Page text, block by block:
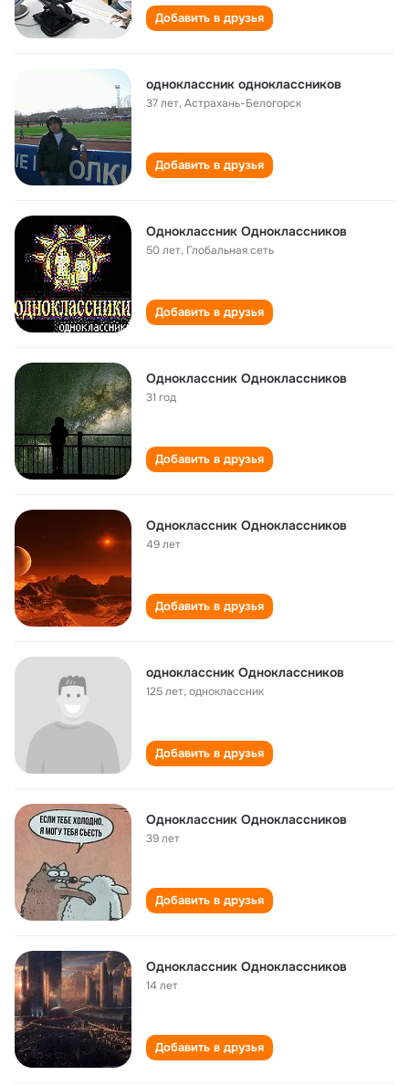
Добавить в друзья
одноклассник одноклассников
37 лет,Астрахань-Белогорск
Добавить в друзья
Одноклассник Одноклассников
50 лет, Глобальная сеть
Добавить в друзья
Одноклассник Одноклассников
31 год
Добавить в друзья
Одноклассник Одноклассников
49 лет
Добавить в друзья
одноклассник Одноклассников
125 лет,одноклассник
Добавить в друзья
Одноклассник Одноклассников
39 лет
Добавить в друзья
Одноклассник Одноклассников
14 лет
Добавить в друзья